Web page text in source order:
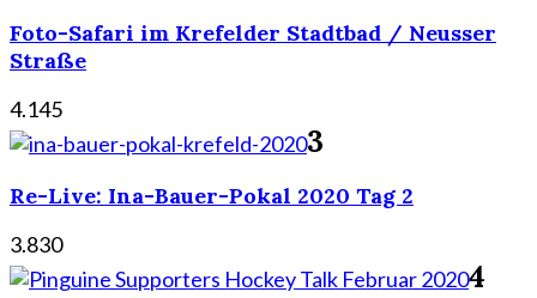
Foto-Safari im Krefelder Stadtbad / Neusser
Straße
4.145
3
Re-Live: Ina-Bauer-Pokal 2020 Tag 2
3.830
4